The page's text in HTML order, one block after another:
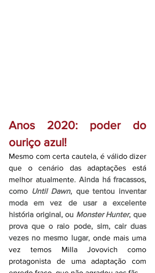
Anos 2020: poder do
ouriço azul!
Mesmo com certa cautela, é válido dizer
que o cenário das adaptações está
melhor atualmente. Ainda há fracassos,
como Until Dawn, que tentou inventar
moda em vez de usar a excelente
história original, ou Monster Hunter, que
prova que o raio pode, sim, cair duas
vezes no mesmo lugar, onde mais uma
vez temos Milla Jovovich como
protagonista de uma adaptação com